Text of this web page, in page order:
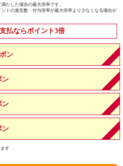
たした場合の最大倍率です。
トの進呈数・付与倍率が最大倍率より少なくなる場合が
払ならポイント3倍
ン
ン
ン
ン
す